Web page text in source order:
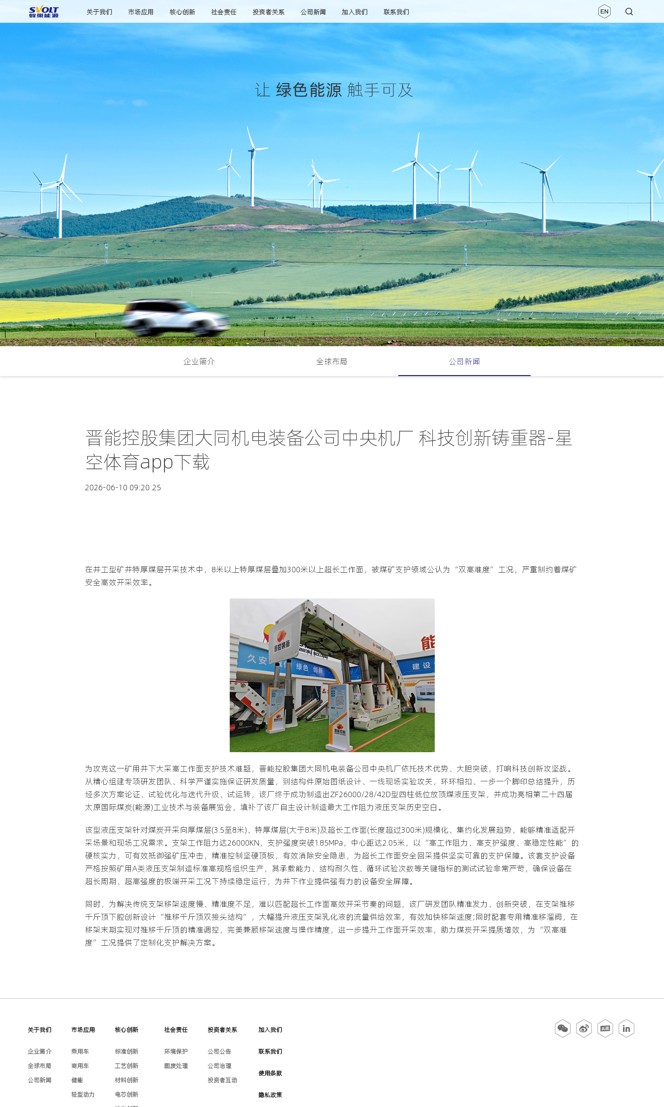
关于我们 市场应用 核心创新 社会责任 投资者关系 公司新闻 加入我们 联系我们
企业简介 全球布局 公司新闻
晋能控股集团大同机电装备公司中央机厂 科技创新铸重器-星
空体育app下载
2026-06-10 09:20:25
在井工型矿井特厚煤层开采技术中，8米以上特厚煤层叠加300米以上超长工作面，被煤矿支护领域公认为“双高难度”工况，严重制约着煤矿
安全高效开采效率。
为攻克这一矿用井下大采高工作面支护技术难题，晋能控股集团大同机电装备公司中央机厂依托技术优势、大胆突破，打响科技创新攻坚战。
从精心组建专项研发团队、科学严谨实施保证研发质量，到结构件原始图纸设计、一线现场实验攻关，环环相扣、一步一个脚印总结提升，历
经多次方案论证、试验优化与迭代升级、试运转，该厂终于成功制造出ZF26000/28/42D型四柱低位放顶煤液压支架，并成功亮相第二十四届
太原国际煤炭(能源)工业技术与装备展览会，填补了该厂自主设计制造最大工作阻力液压支架历史空白。
该型液压支架针对煤炭开采向厚煤层(3.5至8米)、特厚煤层(大于8米)及超长工作面(长度超过300米)规模化、集约化发展趋势，能够精准适配开
采场景和现场工况需求。支架工作阻力达26000KN，支护强度突破1.85MPa，中心距达2.05米，以“高工作阻力、高支护强度、高稳定性能”的
硬核实力，可有效抵御强矿压冲击，精准控制坚硬顶板，有效消除安全隐患，为超长工作面安全回采提供坚实可靠的支护保障。该套支护设备
严格按照矿用A类液压支架制造标准高规格组织生产，其承载能力、结构耐久性、循环试验次数等关键指标的测试试验非常严苛，确保设备在
超长周期、超高强度的极端开采工况下持续稳定运行，为井下作业提供强有力的设备安全屏障。
同时，为解决传统支架移架速度慢、精准度不足，难以匹配超长工作面高效开采节奏的问题，该厂研发团队精准发力、创新突破，在支架推移
千斤顶下腔创新设计“推移千斤顶双接头结构”，大幅提升液压支架乳化液的流量供给效率，有效加快移架速度;同时配套专用精准移溜阀，在
移架末期实现对推移千斤顶的精准调控，完美兼顾移架速度与操作精度，进一步提升工作面开采效率，助力煤炭开采提质增效，为“双高难
度”工况提供了定制化支护解决方案。
关于我们
企业简介
全球布局
公司新闻
市场应用
乘用车
商用车
储能
轻型动力
核心创新
标准创新
工艺创新
材料创新
电芯创新
社会责任
环境保护
固废处理
投资者关系
公司公告
公司治理
投资者互动
加入我们
联系我们
使用条款
隐私政策